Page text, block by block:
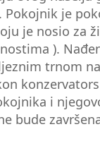
je
je nosio za
).
trnom
i
bude